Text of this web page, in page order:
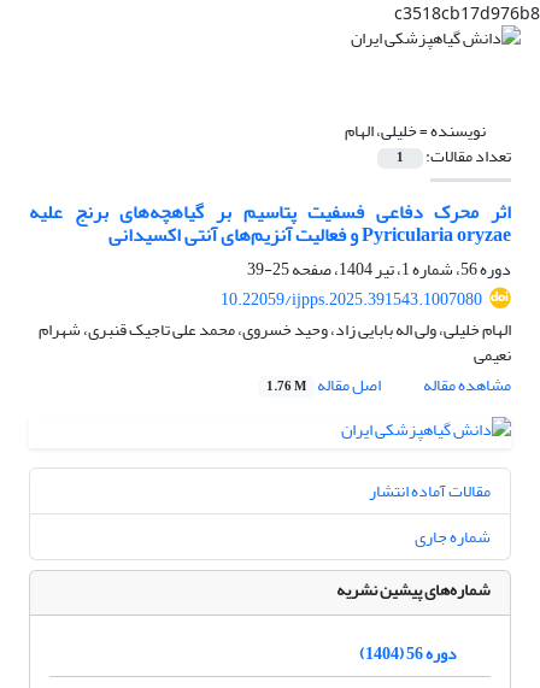
c3518cb17d976b8
نویسنده =خلیلی، الهام
تعداد مقالات: 1
اثر محرک دفاعی فسفیت پتاسیم بر گیاهچه‌های برنج علیه
Pyricularia oryzae و فعالیت آنزیم‌های آنتی اکسیدانی
دوره 56، شماره 1، تیر 1404، صفحه
25-39
10.22059/ijpps.2025.391543.1007080
الهام خلیلی، ولی اله بابایی زاد، وحید خسروی، محمد علی تاجیک قنبری، شهرام
نعیمی
مشاهده مقاله
اصل مقاله 1.76 M
مقالات آماده انتشار
شماره جاری
شماره‌های پیشین نشریه
دوره 56 (1404)